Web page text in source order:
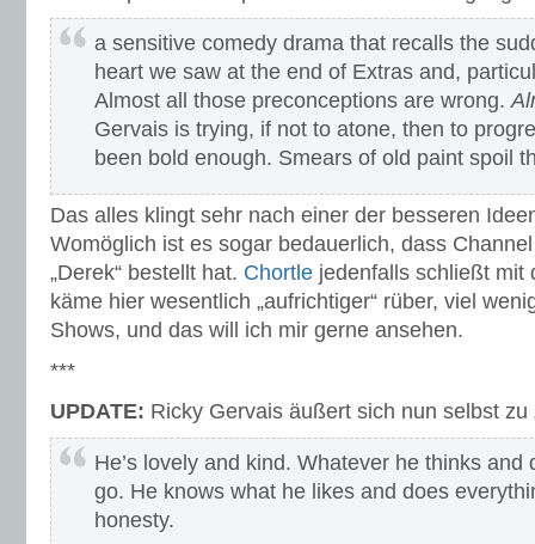
a sensitive comedy drama that recalls the
heart we saw at the end of Extras and,
Almost all those preconceptions are wrong.
Gervais is trying, if not to atone, then to
been bold enough. Smears of old paint spoil
Das alles klingt sehr nach einer der besseren
Womöglich ist es sogar bedauerlich, dass
„Derek“ bestellt hat. Chortle jedenfalls schließt mit
käme hier wesentlich „aufrichtiger“ rüber, viel
Shows, und das will ich mir gerne ansehen.
***
UPDATE: Ricky Gervais äußert sich nun selbst zu
He’s lovely and kind. Whatever he thinks and
go. He knows what he likes and does
honesty.